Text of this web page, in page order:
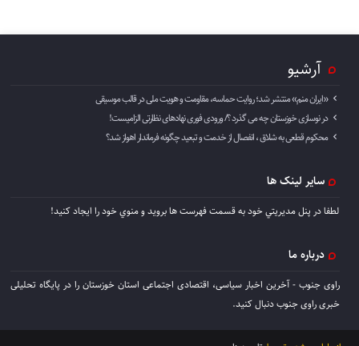
آرشیو
«ایران منم» منتشر شد؛ روایت حماسه، مقاومت و هویت ملی در قالب موسیقی
در نوسازی خوزستان چه می گذرد ؟/ ورودی فوری نهادهای نظارتی الزامیست!
محکوم قطعی به شلاق ، انفصال از خدمت و تبعید چگونه فرماندار اهواز شد؟
سایر لینک ها
لطفا در پنل مديريتي خود به قسمت فهرست ها برويد و منوي خود را ايجاد كنيد!
درباره ما
راوی جنوب - آخرین اخبار سیاسی، اقتصادی اجتماعی استان خوزستان را در پایگاه تحلیلی
خبری راوی جنوب دنبال کنید.